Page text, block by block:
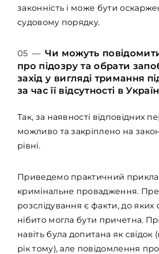
законність і може бути
судовому порядку.
05 —Чи можуть
про підозру та обрати
захід у вигляді тримання
за час її відсутності в
Так, за наявності відповідних
можливо та закріплено на
рівні.
Приведемо практичний
кримінальне провадження.
розслідування є факти, до яких
нібито могла бути причетна.
навіть була допитана як свідок
рік тому), але повідомлення